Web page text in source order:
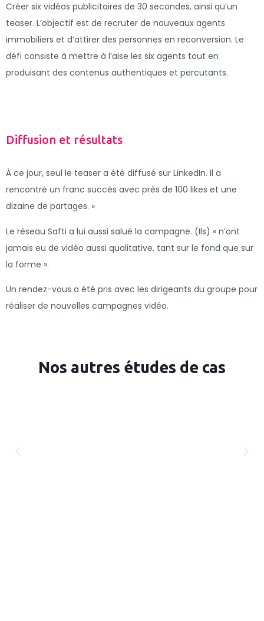
Créer six vidéos publicitaires de 30 secondes, ainsi qu’un
teaser. L’objectif est de recruter de nouveaux agents
immobiliers et d’attirer des personnes en reconversion. Le
défi consiste à mettre à l’aise les six agents tout en
produisant des contenus authentiques et percutants.
Diffusion et résultats
À ce jour, seul le teaser a été diffusé sur LinkedIn. Il a
rencontré un franc succès avec près de 100 likes et une
dizaine de partages. »
Le réseau Safti a lui aussi salué la campagne. (Ils) « n’ont
jamais eu de vidéo aussi qualitative, tant sur le fond que sur
la forme ».
Un rendez-vous a été pris avec les dirigeants du groupe pour
réaliser de nouvelles campagnes vidéo.
Nos autres études de cas